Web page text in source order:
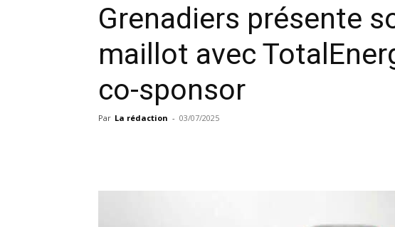
Grenadiers présente
maillot avec
co-sponsor
Par La rédaction - 03/07/2025